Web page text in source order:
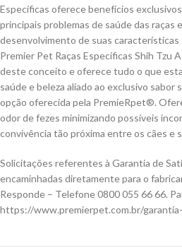
Específicas oferece benefícios
principais problemas de saúde das raças
desenvolvimento de suas características
Premier Pet Raças Específicas Shih Tzu
deste conceito e oferece tudo o que
saúde e beleza aliado ao exclusivo sabor
opção oferecida pela PremieRpet®.
odor de fezes minimizando possíveis
convivência tão próxima entre os cães e
Solicitações referentes à Garantia de
encaminhadas diretamente para o
Responde – Telefone 0800 055 66 66.
https://www.premierpet.com.br/